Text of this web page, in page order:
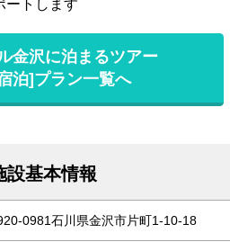
ートします
金沢に泊まるツアー
泊]プラン一覧へ
設基本情報
0981石川県金沢市片町1-10-18